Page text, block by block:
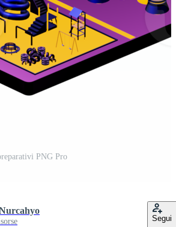
PNG Pro
Segui